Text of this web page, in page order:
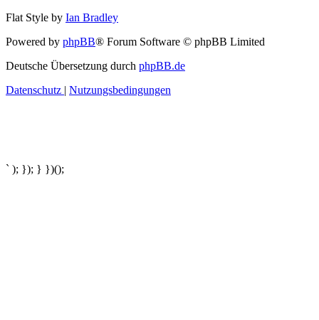
Flat Style by Ian Bradley
Powered by phpBB® Forum Software © phpBB Limited
Deutsche Übersetzung durch phpBB.de
Datenschutz | Nutzungsbedingungen
` ); }); } })();